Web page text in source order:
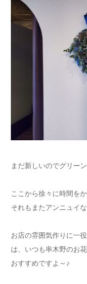
まだ新しいのでグリー
ここから徐々に時間を
それもまたアンニュイ
お店の雰囲気作りに一
は、いつも串木野のお
おすすめですよ～♪